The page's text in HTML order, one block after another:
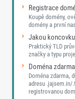
Registrace
Koupě domény,
domény a první
Jakou
Praktický TLD
značky a typu
Doména
Doména zdarma,
adresu .jajsem.in/
registrovanou